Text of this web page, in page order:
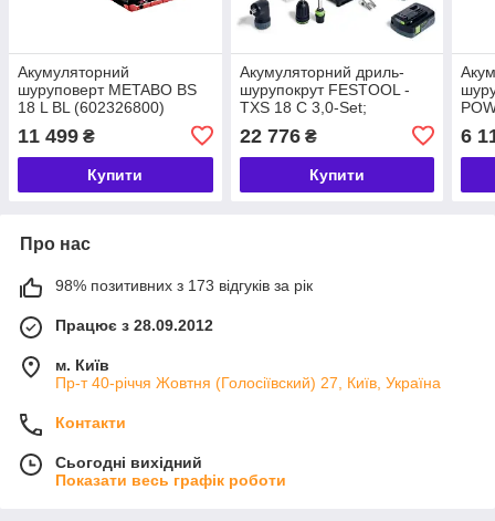
Акумуляторний
шуруповерт METABO ВЅ
18 L ВL (602326800)
11 499 ₴
Купити
Акумуляторний дриль-
шурупокрут FESTOOL -
TXS 18 C 3,0-Set;
TEC (576896)
22 776₴
Купити
6
Про нас
98% позитивних з 173 відгуків за рік
Працює з 28.09.2012
м. Київ
Пр-т 40-річчя Жовтня (Голосіївский) 27, Київ, Україна
Контакти
Сьогодні вихідний
Показати весь графік роботи